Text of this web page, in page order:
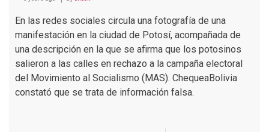
En las redes sociales circula una fotografía de una
manifestación en la ciudad de Potosí, acompañada de
una descripción en la que se afirma que los potosinos
salieron a las calles en rechazo a la campaña electoral
del Movimiento al Socialismo (MAS). ChequeaBolivia
constató que se trata de información falsa.